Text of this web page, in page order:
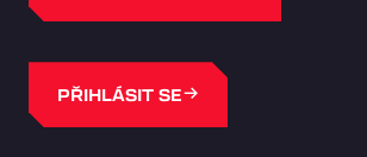
PŘIHLÁSIT SE